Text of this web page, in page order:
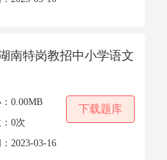
南特岗教招中小学语文
0.00MB
0次
2023-03-16
下载题库